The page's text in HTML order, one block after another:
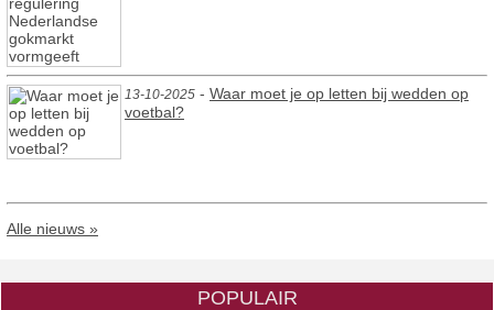
13-10-2025 - Waar moet je op letten bij wedden op
voetbal?
Alle nieuws »
POPULAIR